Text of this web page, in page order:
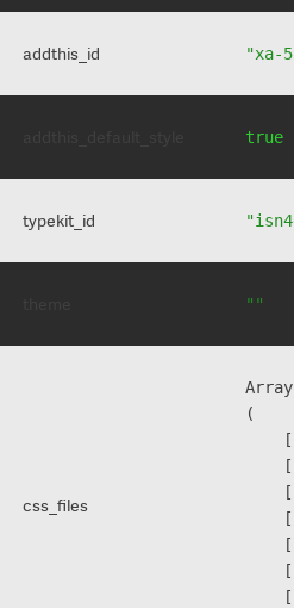
addthis_id "xa-
true
typekit_id
""
css_files
Array
(